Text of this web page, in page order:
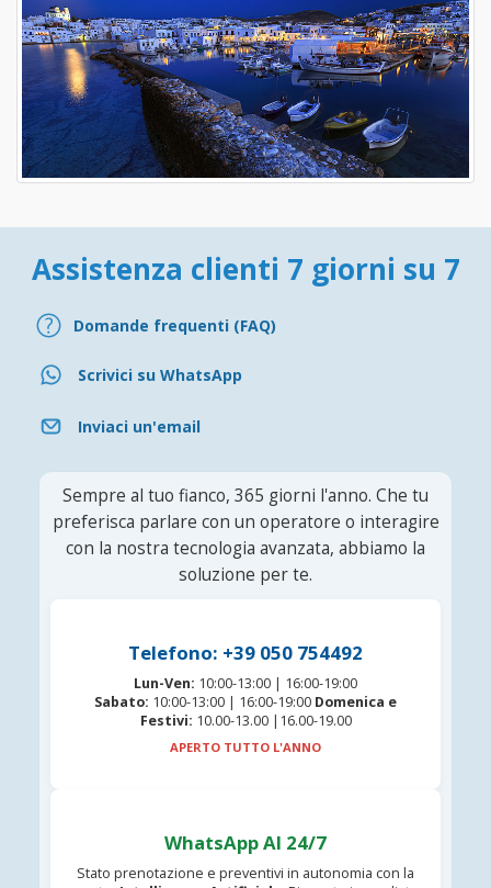
Assistenza clienti 7 giorni su 7
Domande frequenti (FAQ)
Scrivici su WhatsApp
Inviaci un'email
Sempre al tuo fianco, 365 giorni l'anno. Che tu
preferisca parlare con un operatore o interagire
con la nostra tecnologia avanzata, abbiamo la
soluzione per te.
Telefono: +39 050 754492
Lun-Ven: 10:00-13:00 | 16:00-19:00
Sabato: 10:00-13:00 | 16:00-19:00 Domenica e
Festivi: 10.00-13.00 |16.00-19.00
APERTO TUTTO L'ANNO
WhatsApp AI 24/7
Stato prenotazione e preventivi in autonomia con la